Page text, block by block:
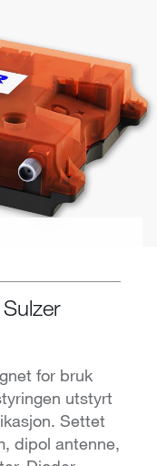
for bruk
utstyrt
Settet
dipol antenne,